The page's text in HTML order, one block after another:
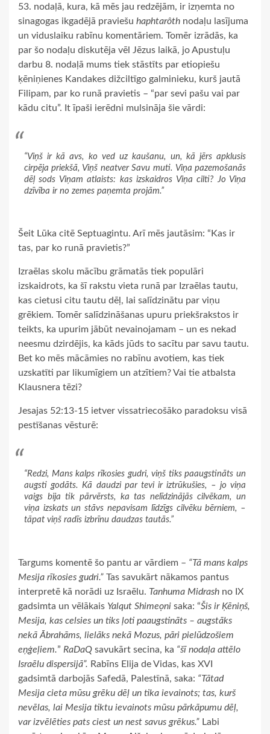
53. nodaļā, kura, kā mēs jau redzējām, ir izņemta no
sinagogas ikgadējā praviešu haphtarôth nodaļu lasījuma
un viduslaiku rabīnu komentāriem. Tomēr izrādās, ka
par šo nodaļu diskutēja vēl Jēzus laikā, jo Apustuļu
darbu 8. nodaļā mums tiek stāstīts par etiopiešu
ķēniņienes Kandakes dižciltīgo galminieku, kurš jautā
Filipam, par ko runā pravietis – “par sevi pašu vai par
kādu citu”. It īpaši ierēdni mulsināja šie vārdi:
“Viņš ir kā avs, ko ved uz kaušanu, un, kā jērs apklusis
cirpēja priekšā, Viņš neatver Savu muti. Viņa pazemošanās
dēļ sods Viņam atlaists: kas izskaidros Viņa cilti? Jo Viņa
dzīvība ir no zemes paņemta projām.”
Šeit Lūka citē Septuagintu. Arī mēs jautāsim: “Kas ir
tas, par ko runā pravietis?”
Izraēlas skolu mācību grāmatās tiek populāri
izskaidrots, ka šī rakstu vieta runā par Izraēlas tautu,
kas cietusi citu tautu dēļ, lai salīdzinātu par viņu
grēkiem. Tomēr salīdzināšanas upuru priekšrakstos ir
teikts, ka upurim jābūt nevainojamam – un es nekad
neesmu dzirdējis, ka kāds jūds to sacītu par savu tautu.
Bet ko mēs mācāmies no rabīnu avotiem, kas tiek
uzskatīti par likumīgiem un atzītiem? Vai tie atbalsta
Klausnera tēzi?
Jesajas 52:13-15 ietver vissatriecošāko paradoksu visā
pestīšanas vēsturē:
“Redzi, Mans kalps rīkosies gudri, viņš tiks paaugstināts un
augsti godāts. Kā daudzi par tevi ir iztrūkušies, – jo viņa
vaigs bija tik pārvērsts, ka tas nelīdzinājās cilvēkam, un
viņa izskats un stāvs nepavisam līdzīgs cilvēku bērniem, –
tāpat viņš radīs izbrīnu daudzas tautās.”
Targums komentē šo pantu ar vārdiem – “Tā mans kalps
Mesija rīkosies gudri.” Tas savukārt nākamos pantus
interpretē kā norādi uz Israēlu. Tanhuma Midrash no IX
gadsimta un vēlākais Yalqut Shimeọni saka: “Šis ir Ķēniņš,
Mesija, kas celsies un tiks ļoti paaugstināts – augstāks
nekā Ābrahāms, lielāks nekā Mozus, pāri pielūdzošiem
eņģeļiem.” RaDaQ savukārt secina, ka “šī nodaļa attēlo
Israēlu dispersijā”. Rabīns Elija de Vidas, kas XVI
gadsimtā darbojās Safedā, Palestīnā, saka: “Tātad
Mesija cieta mūsu grēku dēļ un tika ievainots; tas, kurš
nevēlas, lai Mesija tiktu ievainots mūsu pārkāpumu dēļ,
var izvēlēties pats ciest un nest savus grēkus.” Labi